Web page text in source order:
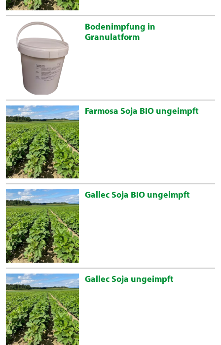
Bodenimpfung in
Granulatform
Farmosa Soja BIO ungeimpft
Gallec Soja BIO ungeimpft
Gallec Soja ungeimpft